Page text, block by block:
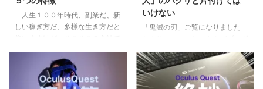
人生１００年時代、副業だ、新
しい稼ぎ方だ、多様な生き方だと
少は出世をしていきたいじゃない
かと思っている方に、少しでも参
考になればと思います。 目次1
いけない
「鬼滅の刃」ご覧になりました
に書くようになったってことはも
うブームも終盤？いいやこの作品
はそんなことない、作者にとても
敬意を表したく。稚拙ながら僕な